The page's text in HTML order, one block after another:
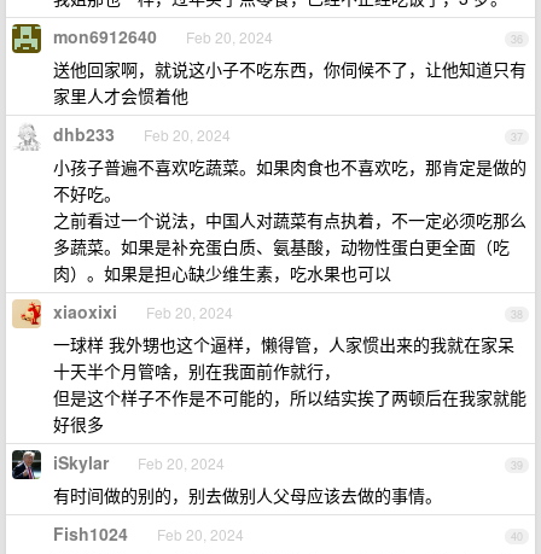
36
mon6912640 Feb 20, 2024
送他回家啊，就说这小子不吃东西，你伺候不了，让他知道只有
家里人才会惯着他
37
dhb233 Feb 20, 2024
小孩子普遍不喜欢吃蔬菜。如果肉食也不喜欢吃，那肯定是做的
不好吃。
之前看过一个说法，中国人对蔬菜有点执着，不一定必须吃那么
多蔬菜。如果是补充蛋白质、氨基酸，动物性蛋白更全面（吃
肉）。如果是担心缺少维生素，吃水果也可以
38
xiaoxixi Feb 20, 2024
一球样 我外甥也这个逼样，懒得管，人家惯出来的我就在家呆
十天半个月管啥，别在我面前作就行，
但是这个样子不作是不可能的，所以结实挨了两顿后在我家就能
好很多
39
iSkylar Feb 20, 2024
有时间做的别的，别去做别人父母应该去做的事情。
40
Fish1024 Feb 20, 2024